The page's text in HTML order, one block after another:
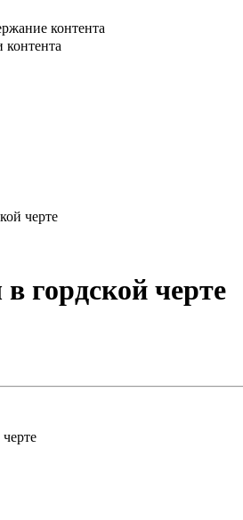
контента
контента
черте
гордской черте